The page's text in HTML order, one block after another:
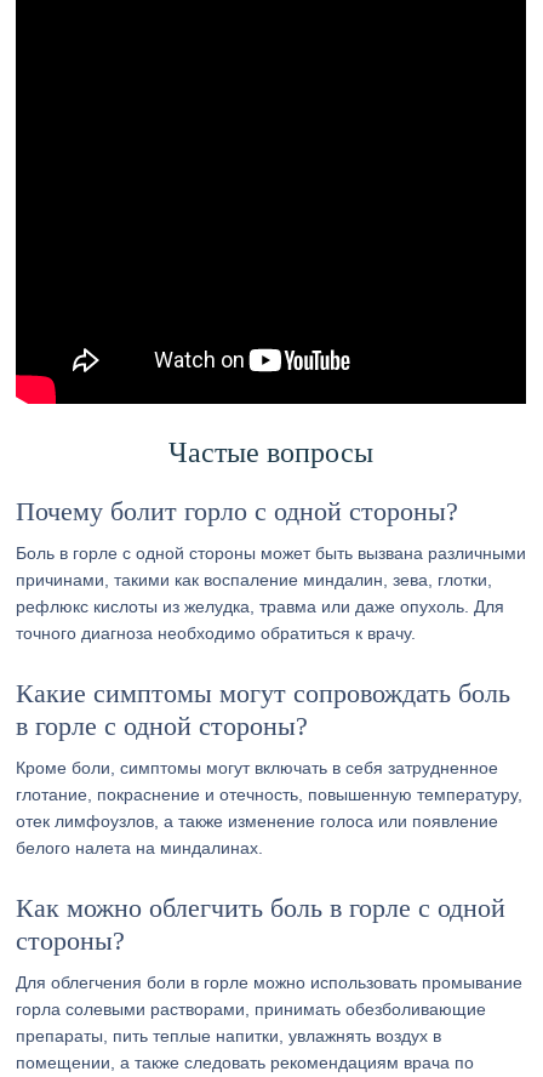
Частые вопросы
Почему болит горло с одной стороны?
Боль в горле с одной стороны может быть вызвана различными
причинами, такими как воспаление миндалин, зева, глотки,
рефлюкс кислоты из желудка, травма или даже опухоль. Для
точного диагноза необходимо обратиться к врачу.
Какие симптомы могут сопровождать боль
в горле с одной стороны?
Кроме боли, симптомы могут включать в себя затрудненное
глотание, покраснение и отечность, повышенную температуру,
отек лимфоузлов, а также изменение голоса или появление
белого налета на миндалинах.
Как можно облегчить боль в горле с одной
стороны?
Для облегчения боли в горле можно использовать промывание
горла солевыми растворами, принимать обезболивающие
препараты, пить теплые напитки, увлажнять воздух в
помещении, а также следовать рекомендациям врача по